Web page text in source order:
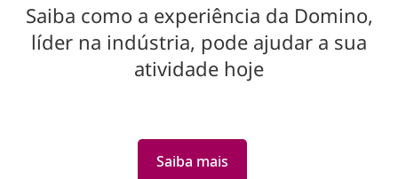
Saiba como a experiência da Domino,
líder na indústria, pode ajudar a sua
atividade hoje
Saiba mais